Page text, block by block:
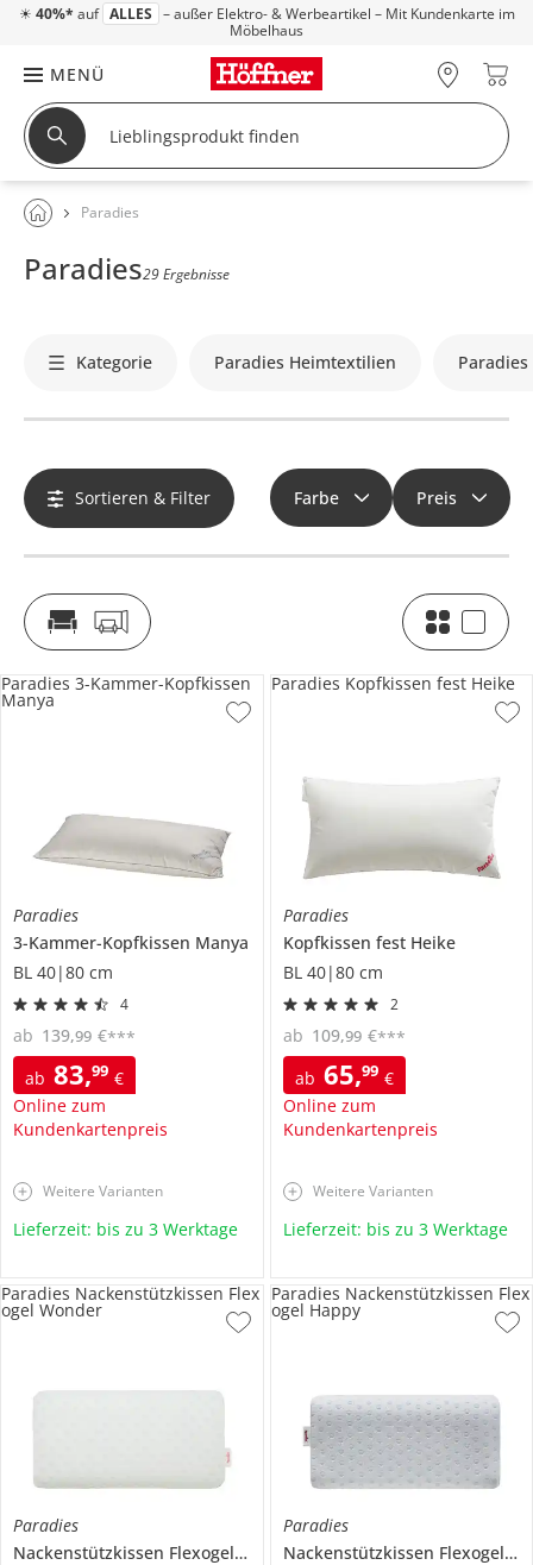
☀ 40%* auf ALLES – außer Elektro- & Werbeartikel – Mit Kundenkarte im
Möbelhaus
MENÜ
Paradies
Paradies29 Ergebnisse
Kategorie Paradies Heimtextilien
Sortieren & Filter Farbe Preis
Paradies
3-Kammer-Kopfkissen Manya
BL 40|80 cm
4
ab 83,99 €
Online zum
Kundenkartenpreis
ab 139,99 €***
Paradies 3-Kammer-Kopfkissen
Manya
Weitere Varianten
Lieferzeit: bis zu 3 Werktage
Paradies
Kopfkissen fest Heike
BL 40|80 cm
2
ab 65,99 €
Online zum
Kundenkartenpreis
ab 109,99 €***
Paradies Kopfkissen fest Heike
Weitere Varianten
Lieferzeit: bis zu 3 Werktage
Paradies
Nackenstützkissen Flexogel Wonder
Paradies Nackenstützkissen Flex
ogel Wonder
Paradies
Nackenstützkissen Flexogel Happy
Paradies Nackenstützkissen Flex
ogel Happy